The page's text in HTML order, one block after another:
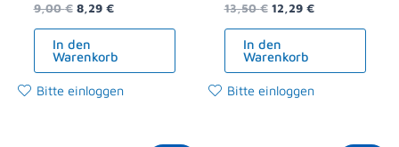
9,00€ 8,29 €
In den
Warenkorb
Bitte einloggen
13,50€ 12,29 €
In den
Warenkorb
Bitte einloggen